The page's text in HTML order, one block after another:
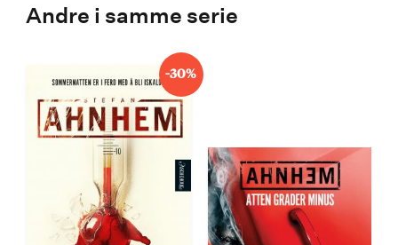
Andre i samme serie
-30%